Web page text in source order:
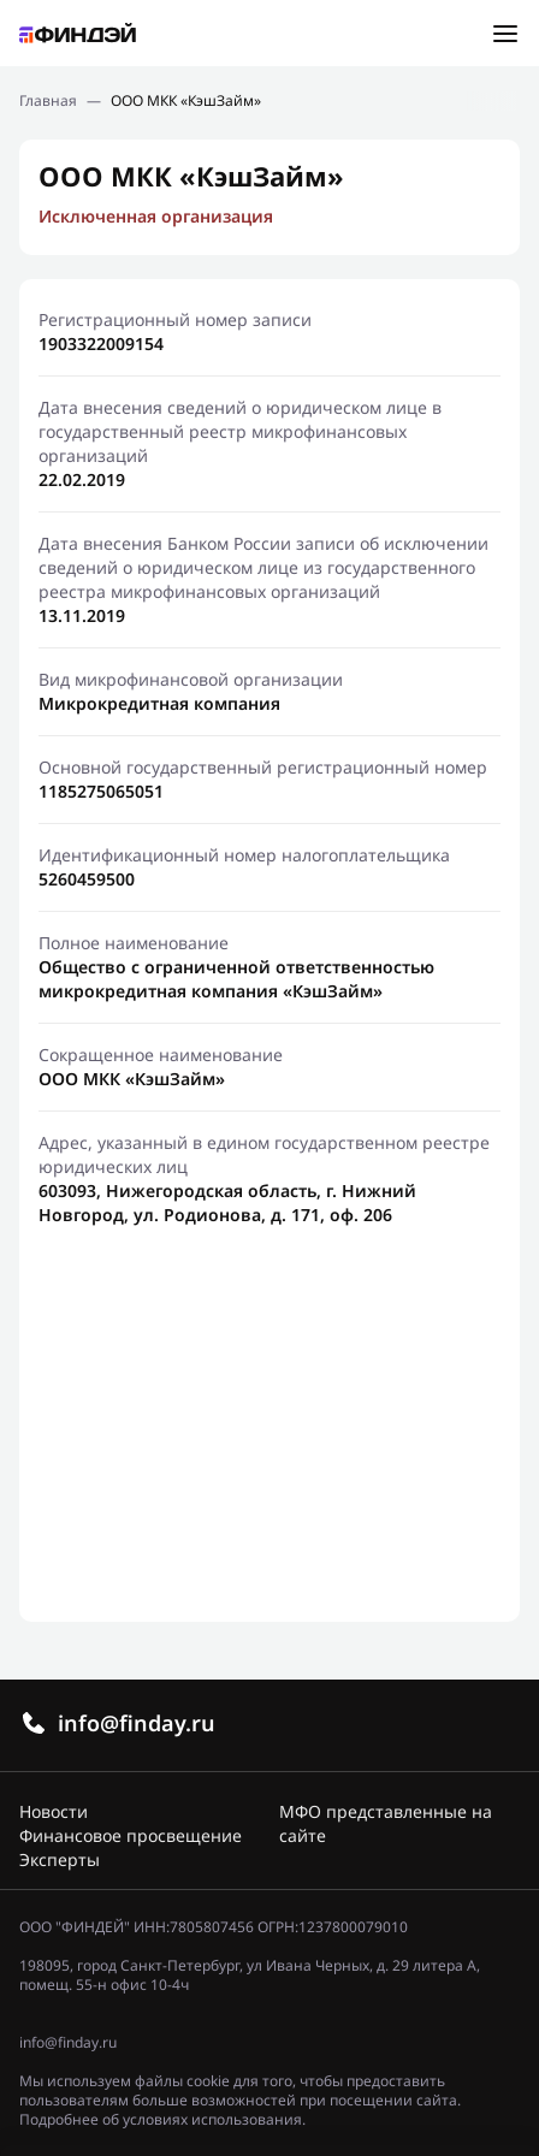
Подбор займа
Новости
Финансовое просвещение
Главная — ООО МКК «КэшЗайм»
ООО МКК «КэшЗайм»
Исключенная организация
Регистрационный номер записи
1903322009154
Дата внесения сведений о юридическом лице в
государственный реестр микрофинансовых
организаций
22.02.2019
Дата внесения Банком России записи об исключении
сведений о юридическом лице из государственного
реестра микрофинансовых организаций
13.11.2019
Вид микрофинансовой организации
Микрокредитная компания
Основной государственный регистрационный номер
1185275065051
Идентификационный номер налогоплательщика
5260459500
Полное наименование
Общество с ограниченной ответственностью
микрокредитная компания «КэшЗайм»
Сокращенное наименование
ООО МКК «КэшЗайм»
Адрес, указанный в едином государственном реестре
юридических лиц
603093, Нижегородская область, г. Нижний
Новгород, ул. Родионова, д. 171, оф. 206
info@finday.ru
Новости
Финансовое просвещение
Эксперты
МФО представленные на
сайте
ООО "ФИНДЕЙ" ИНН:7805807456 ОГРН:1237800079010
198095, город Санкт-Петербург, ул Ивана Черных, д. 29 литера А,
помещ. 55-н офис 10-4ч
info@finday.ru
Мы используем файлы cookie для того, чтобы предоставить
пользователям больше возможностей при посещении сайта.
Подробнее об условиях использования.
Ошибка:Контактная форма не найдена.
Спасибо, что написали нам
Мы свяжемся с Вами в ближайшее время и сообщим
результат
Отправить новый запрос